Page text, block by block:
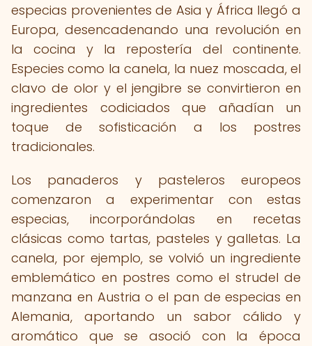
especias provenientes de Asia y África llegó a
Europa, desencadenando una revolución en
la cocina y la repostería del continente.
Especies como la canela, la nuez moscada, el
clavo de olor y el jengibre se convirtieron en
ingredientes codiciados que añadían un
toque de sofisticación a los postres
tradicionales.
Los panaderos y pasteleros europeos
comenzaron a experimentar con estas
especias, incorporándolas en recetas
clásicas como tartas, pasteles y galletas. La
canela, por ejemplo, se volvió un ingrediente
emblemático en postres como el strudel de
manzana en Austria o el pan de especias en
Alemania, aportando un sabor cálido y
aromático que se asoció con la época